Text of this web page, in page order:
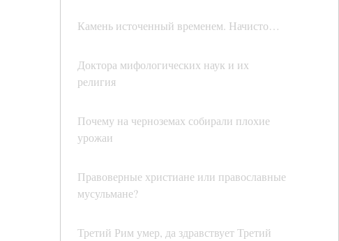
Камень источенный временем. Начисто…
Доктора мифологических наук и их
религия
Почему на черноземах собирали плохие
урожаи
Правоверные христиане или православные
мусульмане?
Третий Рим умер, да здравствует Третий